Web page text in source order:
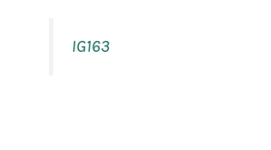
IG163